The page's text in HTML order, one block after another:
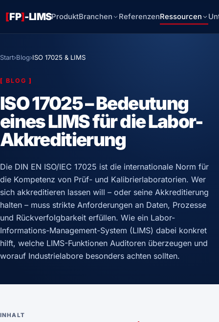
[FP]-LIMSProduktBranchen ReferenzenRessourcen
Start›Blog›ISO 17025 & LIMS
[ BLOG ]
ISO 17025 – Bedeutung
eines LIMS für die Labor-
Akkreditierung
Die DIN EN ISO/IEC 17025 ist die internationale Norm für
die Kompetenz von Prüf- und Kalibrierlaboratorien. Wer
sich akkreditieren lassen will – oder seine Akkreditierung
halten – muss strikte Anforderungen an Daten, Prozesse
und Rückverfolgbarkeit erfüllen. Wie ein Labor-
Informations-Management-System (LIMS) dabei konkret
hilft, welche LIMS-Funktionen Auditoren überzeugen und
worauf Industrielabore besonders achten sollten.
INHALT